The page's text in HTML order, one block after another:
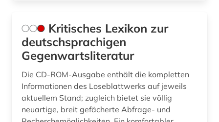
Kritisches Lexikon zur
deutschsprachigen
Gegenwartsliteratur
Die CD-ROM-Ausgabe enthält die kompletten
Informationen des Loseblattwerks auf jeweils
aktuellem Stand; zugleich bietet sie völlig
neuartige, breit gefächerte Abfrage- und